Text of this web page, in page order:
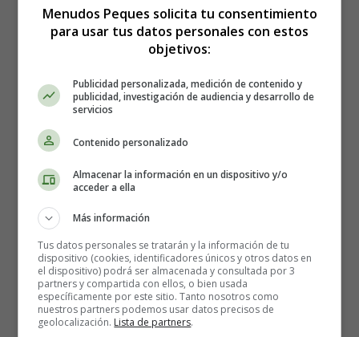
Garfield con sus amigos
Garfield con sus amigos
Recursos infantiles - Dibujos
para colorear de Garfield
Para imprimir losdibujos de Garfieldguarda primero en
el ordenador
Menudos Peques solicita tu consentimiento
para usar tus datos personales con estos
objetivos:
Publicidad personalizada, medición de contenido y
publicidad, investigación de audiencia y desarrollo de
servicios
Contenido personalizado
Almacenar la información en un dispositivo y/o
acceder a ella
Más información
Tus datos personales se tratarán y la información de tu
dispositivo (cookies, identificadores únicos y otros datos en
el dispositivo) podrá ser almacenada y consultada por 3
partners y compartida con ellos, o bien usada
específicamente por este sitio. Tanto nosotros como
nuestros partners podemos usar datos precisos de
geolocalización. Lista de partners.